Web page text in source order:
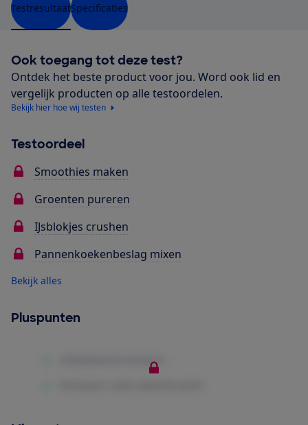
TestresultaatSpecificaties
Ook toegang tot deze test?
Ontdek het beste product voor jou. Word ook lid en
vergelijk producten op alle testoordelen.
Bekijk hier hoe wij testen
Testoordeel
Smoothies maken
Groenten pureren
IJsblokjes crushen
Pannenkoekenbeslag mixen
Bekijk alles
Pluspunten